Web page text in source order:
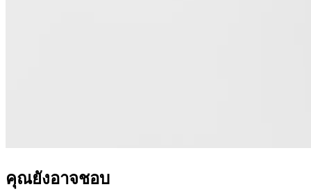
คุณยังอาจชอบ